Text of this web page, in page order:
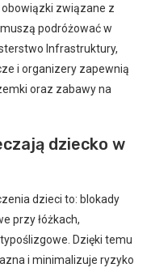
związane z
podróżować w
Infrastruktury,
i organizery zapewnią
oraz zabawy na
dziecko w
dzieci to: blokady
przy łóżkach,
Dzięki temu
i minimalizuje ryzyko